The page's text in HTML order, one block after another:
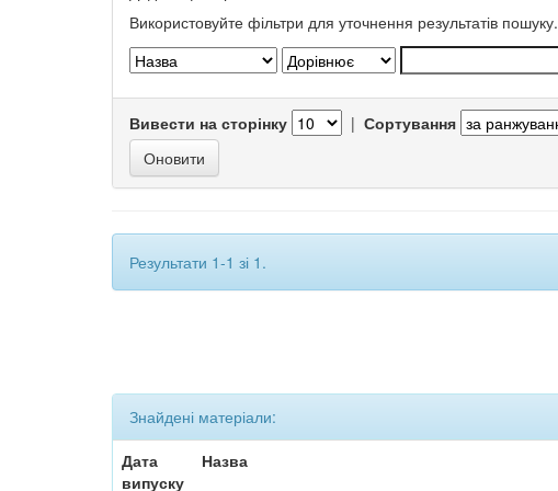
Використовуйте фільтри для уточнення результатів пошуку.
Вивести на сторінку | Сортування
Результати 1-1 зі 1.
Знайдені матеріали:
Дата
випуску
Назва